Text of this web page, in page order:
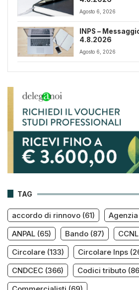
Agosto 6, 2026
INPS –
4.8.2026
Agosto 6, 2026
TAG
accordo di rinnovo (61)
ANPAL (65) Bando (87) CCNL
Circolare (133) Circolare Inps
CNDCEC (366) Codici tributo